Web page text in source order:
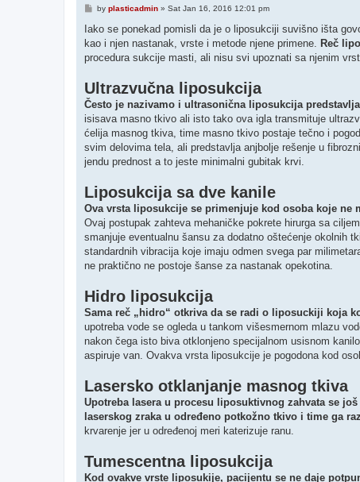
P
s
by plasticadmin» Sat Jan 16, 2016 12:01 pm
Iako se ponekad pomisli da je o liposukciji suvišno išta
kao i njen nastanak, vrste i metode njene primene. Reč
procedura sukcije masti, ali nisu svi upoznati sa njenim
Ultrazvučna liposukcija
Često je nazivamo i ultrasonična liposukcija
isisava masno tkivo ali isto tako ova igla transmituje
ćelija masnog tkiva, time masno tkivo postaje tečno i
svim delovima tela, ali predstavlja anjbolje rešenje u
jendu prednost a to jeste minimalni gubitak krvi.
Liposukcija sa dve kanile
Ova vrsta liposukcije se primenjuje kod osoba koje ne
Ovaj postupak zahteva mehaničke pokrete hirurga sa
smanjuje eventualnu šansu za dodatno oštećenje okolnih
standardnih vibracija koje imaju odmen svega par
ne praktično ne postoje šanse za nastanak opekotina.
Hidro liposukcija
Sama reč „hidro“ otkriva da se radi o liposuckiji koja
upotreba vode se ogleda u tankom višesmernom mlazu
nakon čega isto biva otklonjeno specijalnom usisnom
aspiruje van. Ovakva vrsta liposukcije je pogodona kod
Lasersko otklanjanje masnog tkiva
Upotreba lasera u procesu liposuktivnog zahvata se
laserskog zraka u određeno potkožno tkivo i time ga
krvarenje jer u određenoj meri katerizuje ranu.
Tumescentna liposukcija
Kod ovakve vrste liposukije, pacijentu se ne daje